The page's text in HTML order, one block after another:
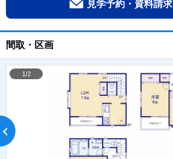
見学予約・資料請求
間取・区画
1/2